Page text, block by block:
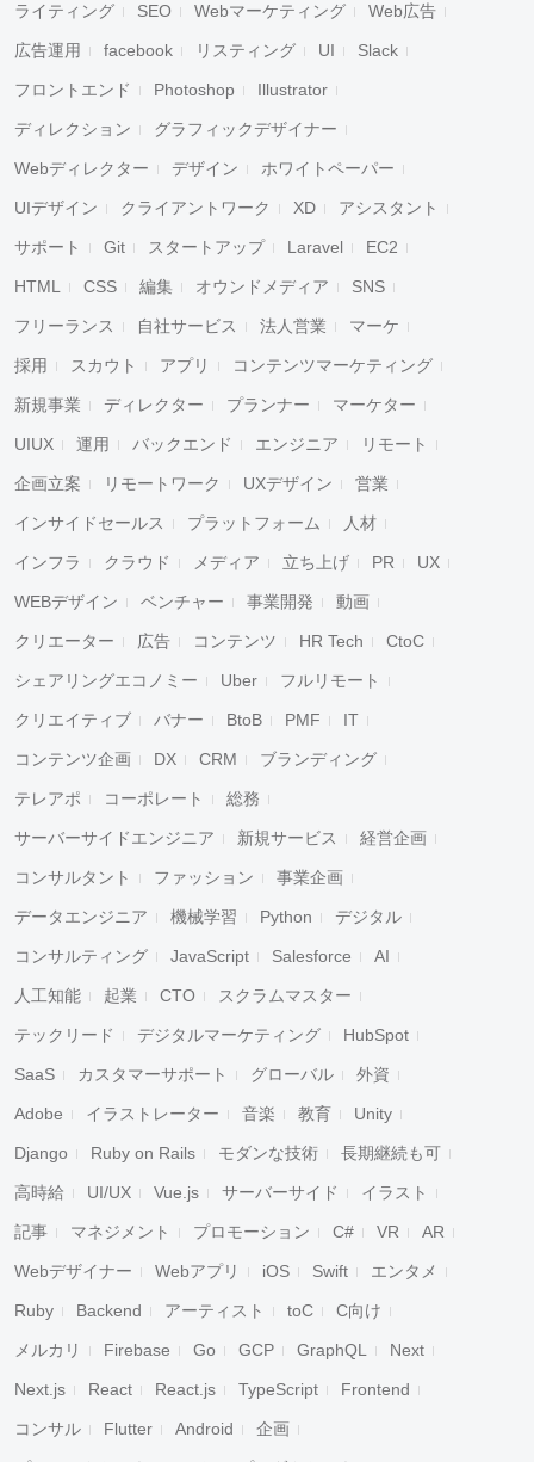
ライティング SEO Webマーケティング Web広告
広告運用 facebook リスティング UI Slack
フロントエンド Photoshop Illustrator
ディレクション グラフィックデザイナー
Webディレクター デザイン ホワイトペーパー
UIデザイン クライアントワーク XD アシスタント
サポート Git スタートアップ Laravel EC2
HTML CSS 編集 オウンドメディア SNS
フリーランス 自社サービス 法人営業 マーケ
採用 スカウト アプリ コンテンツマーケティング
新規事業 ディレクター プランナー マーケター
UIUX 運用 バックエンド エンジニア リモート
企画立案 リモートワーク UXデザイン 営業
インサイドセールス プラットフォーム 人材
インフラ クラウド メディア 立ち上げ PR UX
WEBデザイン ベンチャー 事業開発 動画
クリエーター 広告 コンテンツ HR Tech CtoC
シェアリングエコノミー Uber フルリモート
クリエイティブ バナー BtoB PMF IT
コンテンツ企画 DX CRM ブランディング
テレアポ コーポレート 総務
サーバーサイドエンジニア 新規サービス 経営企画
コンサルタント ファッション 事業企画
データエンジニア 機械学習 Python デジタル
コンサルティング JavaScript Salesforce AI
人工知能 起業 CTO スクラムマスター
テックリード デジタルマーケティング HubSpot
SaaS カスタマーサポート グローバル 外資
Adobe イラストレーター 音楽 教育 Unity
Django Ruby on Rails モダンな技術 長期継続も可
高時給 UI/UX Vue.js サーバーサイド イラスト
記事 マネジメント プロモーション C# VR AR
Webデザイナー Webアプリ iOS Swift エンタメ
Ruby Backend アーティスト toC C向け
メルカリ Firebase Go GCP GraphQL Next
Next.js React React.js TypeScript Frontend
コンサル Flutter Android 企画